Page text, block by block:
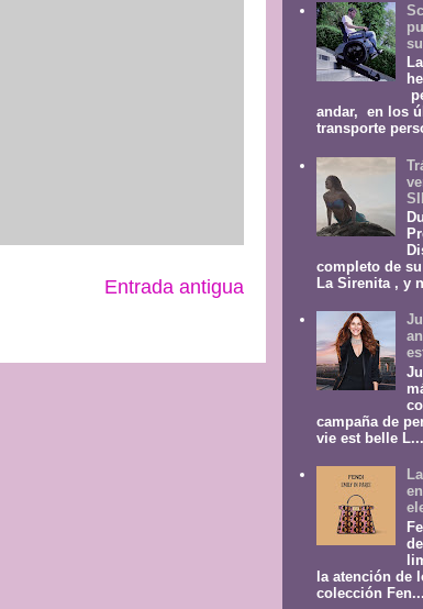
Entrada antigua
andar, en los
transporte
completo de
La Sirenita , y
campaña de
vie est belle L...
la atención de
colección Fen...